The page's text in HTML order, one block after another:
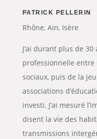
PATRICK PELLERIN
Rhône, Ain, Isère
J’ai durant plus de
professionnelle entre
sociaux, puis de la
associations
investi. J’ai mesuré
disent la vie des
transmissions